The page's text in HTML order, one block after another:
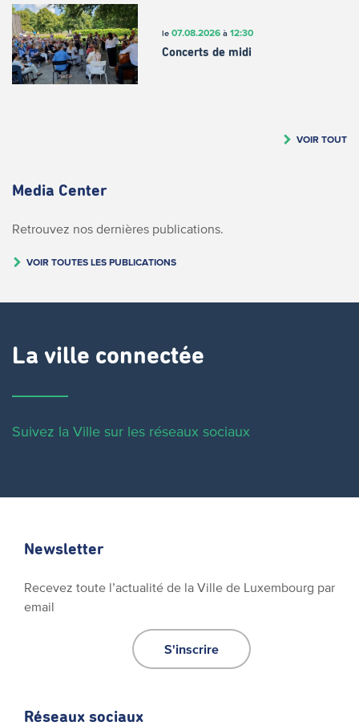
le 07.08.2026à 12:30
Concerts de midi
VOIR TOUT
Media Center
Retrouvez nos dernières publications.
VOIR TOUTES LES PUBLICATIONS
La ville connectée
Suivez la Ville sur les réseaux sociaux
Newsletter
Recevez toute l’actualité de la Ville de Luxembourg par
email
S'inscrire
Réseaux sociaux